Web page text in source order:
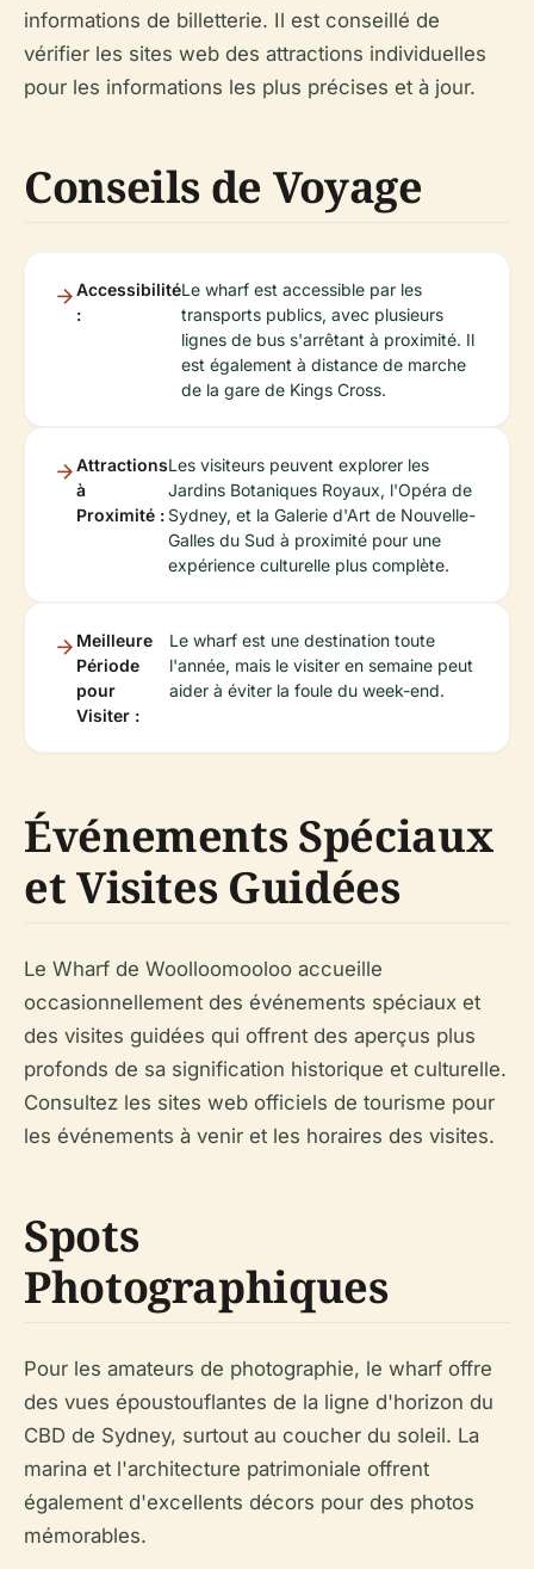
informations de billetterie. Il est conseillé de
vérifier les sites web des attractions individuelles
pour les informations les plus précises et à jour.
Conseils de Voyage
Accessibilité
:
Le wharf est accessible par les
transports publics, avec plusieurs
lignes de bus s'arrêtant à proximité. Il
est également à distance de marche
de la gare de Kings Cross.
Attractions
à
Proximité :
Les visiteurs peuvent explorer les
Jardins Botaniques Royaux, l'Opéra de
Sydney, et la Galerie d'Art de Nouvelle-
Galles du Sud à proximité pour une
expérience culturelle plus complète.
Meilleure
Période
pour
Visiter :
Le wharf est une destination toute
l'année, mais le visiter en semaine peut
aider à éviter la foule du week-end.
Événements Spéciaux
et Visites Guidées
Le Wharf de Woolloomooloo accueille
occasionnellement des événements spéciaux et
des visites guidées qui offrent des aperçus plus
profonds de sa signification historique et culturelle.
Consultez les sites web officiels de tourisme pour
les événements à venir et les horaires des visites.
Spots
Photographiques
Pour les amateurs de photographie, le wharf offre
des vues époustouflantes de la ligne d'horizon du
CBD de Sydney, surtout au coucher du soleil. La
marina et l'architecture patrimoniale offrent
également d'excellents décors pour des photos
mémorables.